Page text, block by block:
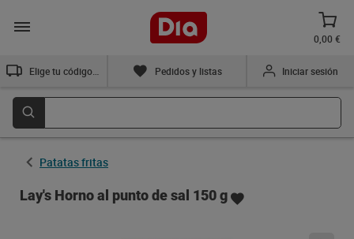
0,00 €
Pedidos y listas Iniciar sesión
Patatas fritas
Lay's Horno al punto de sal 150 g